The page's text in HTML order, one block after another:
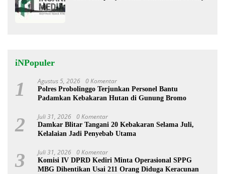
iNPopuler
1 Agustus 5, 2026 0 Komentar
Polres Probolinggo Terjunkan Personel Bantu
Padamkan Kebakaran Hutan di Gunung Bromo
2 Juli 31, 2026 0 Komentar
Damkar Blitar Tangani 20 Kebakaran Selama Juli,
Kelalaian Jadi Penyebab Utama
3 Juli 31, 2026 0 Komentar
Komisi IV DPRD Kediri Minta Operasional SPPG
MBG Dihentikan Usai 211 Orang Diduga Keracunan